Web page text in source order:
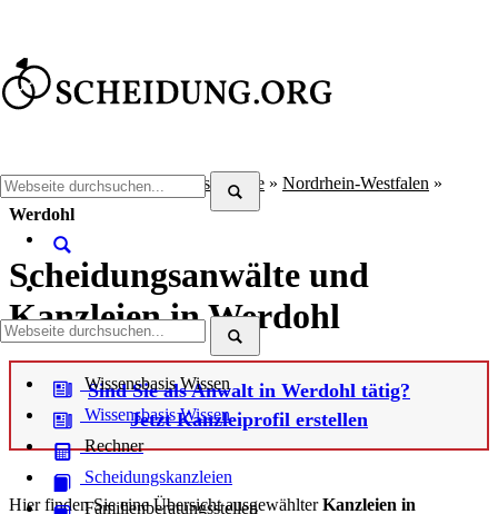
Wissensbasis Wissen
Wissensbasis Wissen
Rechner
Scheidungskanzleien
Familienberatungsstellen
Scheidung.org»Scheidungsanwälte » Nordrhein-Westfalen »
Werdohl
Scheidungsanwälte und
Kanzleien in Werdohl
Sind Sie als Anwalt in Werdohl tätig?
Jetzt Kanzleiprofil erstellen
Hier finden Sie eine Übersicht ausgewählterKanzleien in